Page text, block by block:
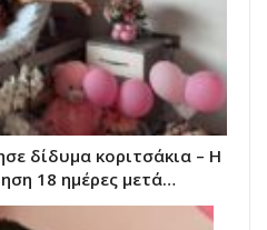
δίδυμα κοριτσάκια – Η
18 ημέρες μετά…